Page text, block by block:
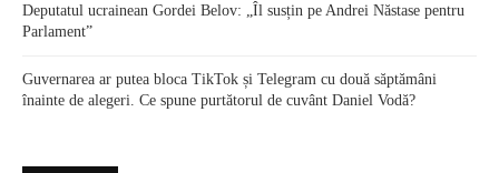
Deputatul ucrainean Gordei Belov: „Îl susțin pe Andrei Năstase pentru
Parlament”
Guvernarea ar putea bloca TikTok și Telegram cu două săptămâni
înainte de alegeri. Ce spune purtătorul de cuvânt Daniel Vodă?